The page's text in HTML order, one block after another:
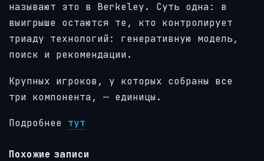
называют это в Berkeley. Суть одна: в
выигрыше остаются те, кто контролирует
триаду технологий: генеративную модель,
поиск и рекомендации.
Крупных игроков, у которых собраны все
три компонента, — единицы.
Подробнее тут
Похожие записи